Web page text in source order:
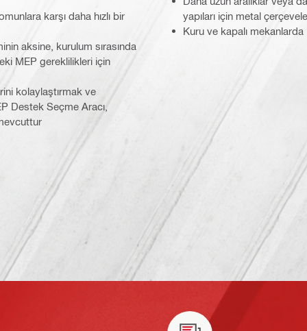
karşı daha hızlı bir
aksine, kurulum sırasında
MEP gereklilikleri için
kolaylaştırmak ve
Destek Seçme Aracı,
yapıları için metal
Kuru ve kapalı